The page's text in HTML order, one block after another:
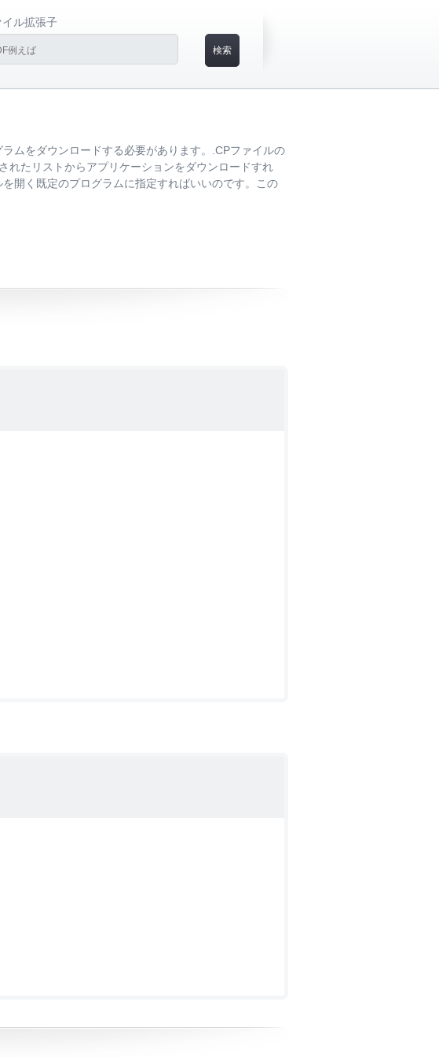
イル拡張子
ムをダウンロードする必要があります。.CPファイルの
れたリストからアプリケーションをダウンロードすれ
開く既定のプログラムに指定すればいいのです。この